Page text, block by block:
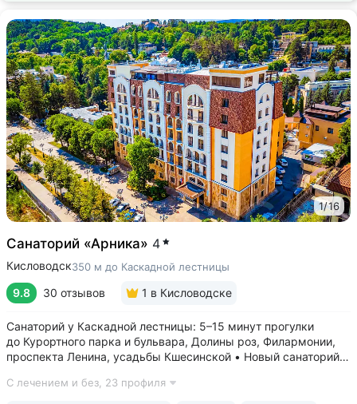
1/16
Санаторий «Арника» 4
Кисловодск350 м до Каскадной лестницы
9.8 30 отзывов 1 в Кисловодске
Санаторий у Каскадной лестницы: 5–15 минут прогулки
до Курортного парка и бульвара, Долины роз, Филармонии,
проспекта Ленина, усадьбы Кшесинской • Новый санаторий,
положительные. Многие гости отмечают, что санаторий
С лечением и без, 23 профиля